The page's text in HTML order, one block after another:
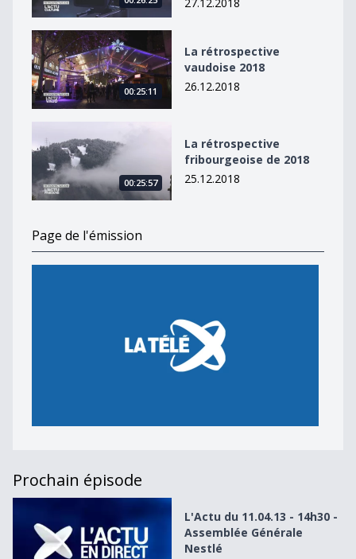
La rétrospective vaudoise 2018
00:25:11
La rétrospective
vaudoise 2018
26.12.2018
00:25:57
La rétrospective
fribourgeoise de 2018
25.12.2018
Page de l'émission
Prochain épisode
L&#039;Actu du 11.04.13 - 14h30 - Assemblée Générale
L'Actu du 11.04.13 - 14h30 -
Assemblée Générale
Nestlé